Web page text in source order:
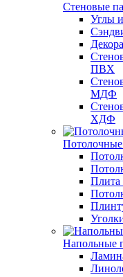
Стеновые
Углы
ПВХ
МДФ
ХДФ
Плита
Напольные